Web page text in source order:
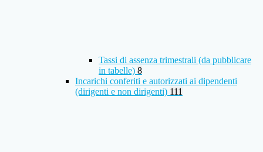
Tassi di assenza trimestrali (da pubblicare
in tabelle) 8
Incarichi conferiti e autorizzati ai dipendenti
(dirigenti e non dirigenti) 111